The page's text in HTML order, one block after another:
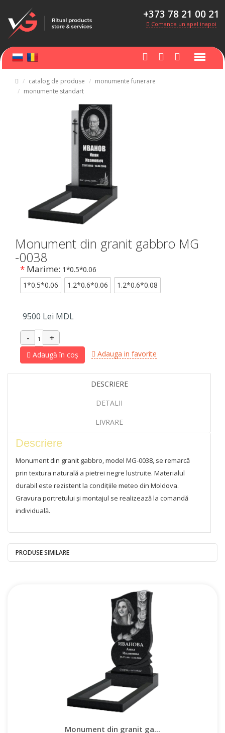
+373 78 21 00 21
Comanda un apel inapoi
catalog de produse
monumente funerare
monumente standart
Monument din granit gabbro MG
-0038
* Marime: 1*0.5*0.06
1*0.5*0.06
1.2*0.6*0.06 1.2*0.6*0.08
9500 Lei MDL
Adaugă în coș Adauga in favorite
DESCRIERE
DETALII
LIVRARE
Descriere
Monument din granit gabbro, model MG-0038, se remarcă
prin textura naturală a pietrei negre lustruite. Materialul
durabil este rezistent la condițiile meteo din Moldova.
Gravura portretului și montajul se realizează la comandă
individuală.
PRODUSE SIMILARE
Monument din granit ga...